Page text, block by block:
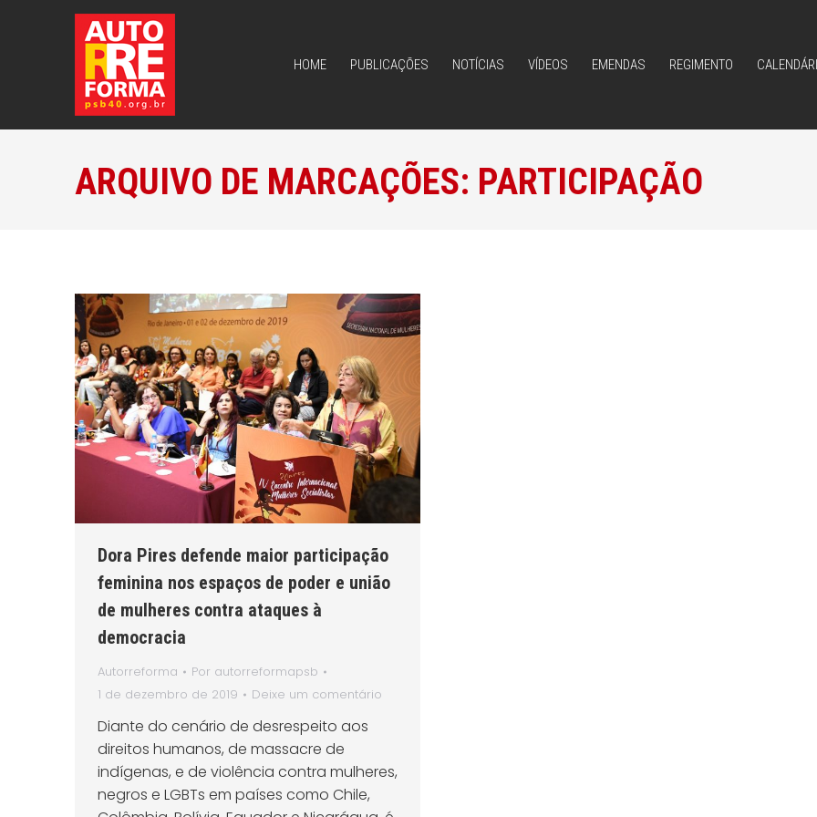
HOME PUBLICAÇÕES NOTÍCIAS VÍDEOS EMENDAS REGIMENTO
ARQUIVO DE MARCAÇÕES: PARTICIPAÇÃO
Dora Pires defende maior participação
feminina nos espaços de poder e união
de mulheres contra ataques à
democracia
Autorreforma Por autorreformapsb
1 de dezembro de 2019
Deixe um comentário
Diante do cenário de desrespeito aos
direitos humanos, de massacre de
indígenas, e de violência contra mulheres,
negros e LGBTs em países como Chile,
HOME PUBLICAÇÕES NOTÍCIAS VÍDEOS EMENDAS REGIMENTO